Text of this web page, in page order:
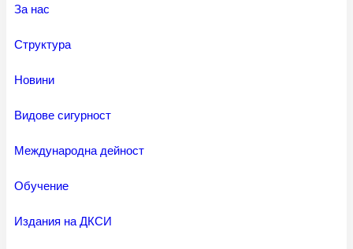
За нас
Структура
Новини
Видове сигурност
Международна дейност
Обучение
Издания на ДКСИ